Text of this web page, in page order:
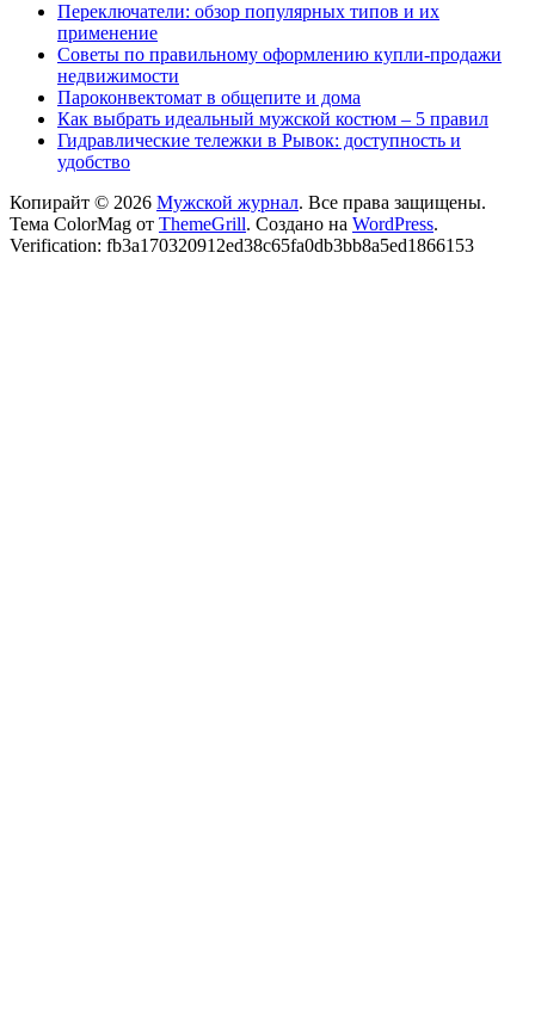
Переключатели: обзор популярных типов и их
применение
Советы по правильному оформлению купли-продажи
недвижимости
Пароконвектомат в общепите и дома
Как выбрать идеальный мужской костюм – 5 правил
Гидравлические тележки в Рывок: доступность и
удобство
Копирайт © 2026 Мужской журнал. Все права защищены.
Тема ColorMag от ThemeGrill. Создано на WordPress.
Verification: fb3a170320912ed38c65fa0db3bb8a5ed1866153